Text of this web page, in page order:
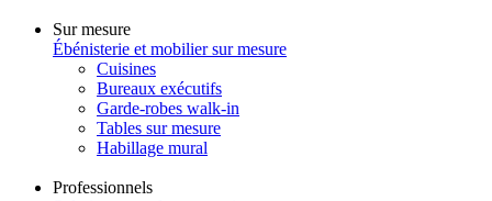
Sur mesure
Ébénisterie et mobilier sur mesure
Cuisines
Bureaux exécutifs
Garde-robes walk-in
Tables sur mesure
Habillage mural
Professionnels